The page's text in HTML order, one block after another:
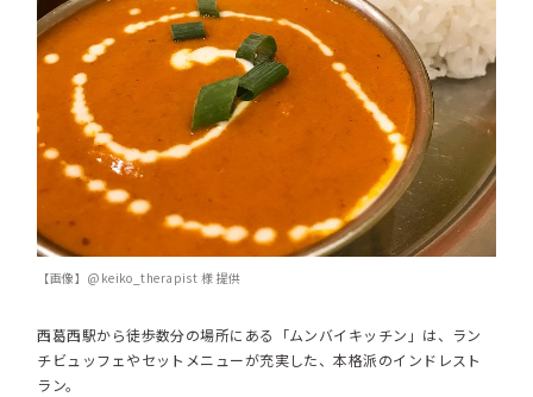
【画像】@keiko_therapist 様 提供
西葛西駅から徒歩数分の場所にある「ムンバイキッチン」は、ラン
チビュッフェやセットメニューが充実した、本格派のインドレスト
ラン。